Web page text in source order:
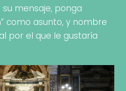
su mensaje, ponga
como asunto, y nombre
por el que le gustaría